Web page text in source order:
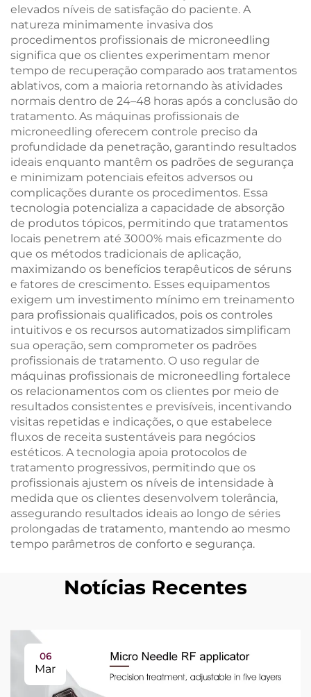
elevados níveis de satisfação do paciente. A
natureza minimamente invasiva dos
procedimentos profissionais de microneedling
significa que os clientes experimentam menor
tempo de recuperação comparado aos tratamentos
ablativos, com a maioria retornando às atividades
normais dentro de 24–48 horas após a conclusão do
tratamento. As máquinas profissionais de
microneedling oferecem controle preciso da
profundidade da penetração, garantindo resultados
ideais enquanto mantêm os padrões de segurança
e minimizam potenciais efeitos adversos ou
complicações durante os procedimentos. Essa
tecnologia potencializa a capacidade de absorção
de produtos tópicos, permitindo que tratamentos
locais penetrem até 3000% mais eficazmente do
que os métodos tradicionais de aplicação,
maximizando os benefícios terapêuticos de séruns
e fatores de crescimento. Esses equipamentos
exigem um investimento mínimo em treinamento
para profissionais qualificados, pois os controles
intuitivos e os recursos automatizados simplificam
sua operação, sem comprometer os padrões
profissionais de tratamento. O uso regular de
máquinas profissionais de microneedling fortalece
os relacionamentos com os clientes por meio de
resultados consistentes e previsíveis, incentivando
visitas repetidas e indicações, o que estabelece
fluxos de receita sustentáveis para negócios
estéticos. A tecnologia apoia protocolos de
tratamento progressivos, permitindo que os
profissionais ajustem os níveis de intensidade à
medida que os clientes desenvolvem tolerância,
assegurando resultados ideais ao longo de séries
prolongadas de tratamento, mantendo ao mesmo
tempo parâmetros de conforto e segurança.
Notícias Recentes
06
Mar